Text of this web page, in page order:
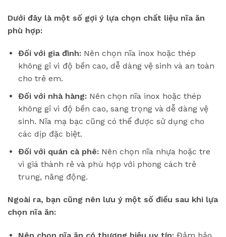
Dưới đây là một số gợi ý lựa chọn chất liệu nĩa ăn
phù hợp:
Đối với gia đình:Nên chọn nĩa inox hoặc thép
không gỉ vì độ bền cao, dễ dàng vệ sinh và an toàn
cho trẻ em.
Đối với nhà hàng:Nên chọn nĩa inox hoặc thép
không gỉ vì độ bền cao, sang trọng và dễ dàng vệ
sinh. Nĩa mạ bạc cũng có thể được sử dụng cho
các dịp đặc biệt.
Đối với quán cà phê:Nên chọn nĩa nhựa hoặc tre
vì giá thành rẻ và phù hợp với phong cách trẻ
trung, năng động.
Ngoài ra, bạn cũng nên lưu ý một số điều sau khi lựa
chọn nĩa ăn: